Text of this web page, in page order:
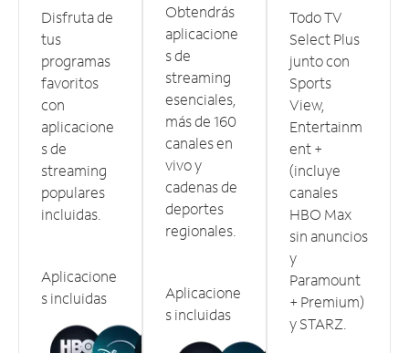
Disfruta de
tus
programas
favoritos
con
aplicacione
s de
streaming
populares
incluidas.
Aplicacione
s incluidas
Obtendrás
aplicacione
s de
streaming
esenciales,
más de 160
canales en
vivo y
cadenas de
deportes
regionales.
Aplicacione
s incluidas
Todo TV
Select Plus
junto con
Sports
View,
Entertainm
ent +
(incluye
canales
HBO Max
sin anuncios
y
Paramount
+ Premium)
y STARZ.